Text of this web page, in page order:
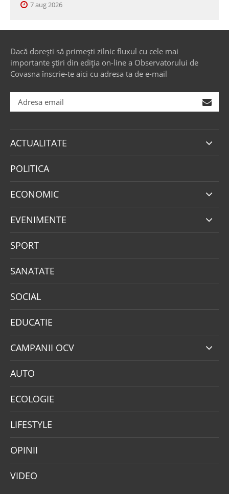
7 aug 2026
Dacă dorești să primești zilnic fluxul cu cele mai
importante știri din ediția on-line a Observatorului de
Covasna înscrie-te aici cu adresa ta de e-mail
ACTUALITATE
POLITICA
ECONOMIC
EVENIMENTE
SPORT
SANATATE
SOCIAL
EDUCATIE
CAMPANII OCV
AUTO
ECOLOGIE
LIFESTYLE
OPINII
VIDEO